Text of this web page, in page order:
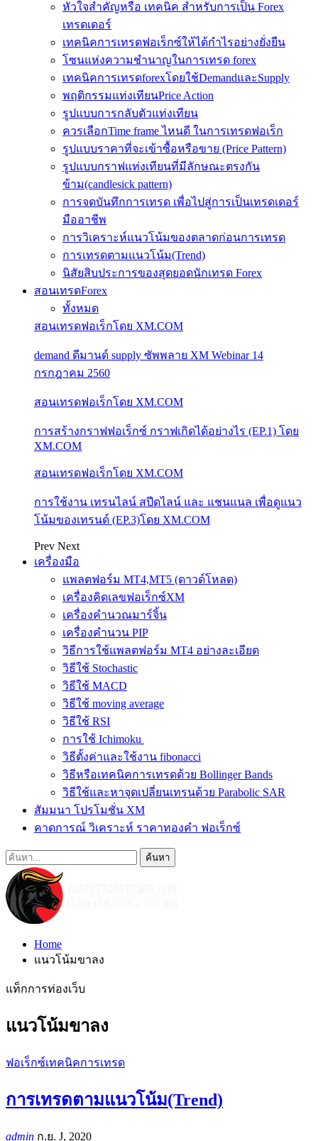
หัวใจสำคัญหรือ เทคนิค สำหรับการเป็น Forex
เทรดเดอร์
เทคนิคการเทรดฟอเร็กซ์ให้ได้กำไรอย่างยั่งยืน
โซนแห่งความชำนาญในการเทรด forex
เทคนิคการเทรดforexโดยใช้DemandและSupply
พฤติกรรมแท่งเทียนPrice Action
รูปแบบการกลับตัวแท่งเทียน
ควรเลือกTime frame ไหนดี ในการเทรดฟอเร็ก
รูปแบบราคาที่จะเข้าซื้อหรือขาย (Price Pattern)
รูปแบบกราฟแท่งเทียนที่มีลักษณะตรงกัน
ข้าม(candlesick pattern)
การจดบันทึกการเทรด เพื่อไปสู่การเป็นเทรดเดอร์
มืออาชีพ
การวิเคราะห์แนวโน้มของตลาดก่อนการเทรด
การเทรดตามแนวโน้ม(Trend)
นิสัยสิบประการของสุดยอดนักเทรด Forex
สอนเทรดForex
ทั้งหมด
สอนเทรดฟอเร็กโดย XM.COM
demand ดีมานด์ supply ซัพพลาย XM Webinar 14
กรกฎาคม 2560
สอนเทรดฟอเร็กโดย XM.COM
การสร้างกราฟฟอเร็กซ์ กราฟเกิดได้อย่างไร (EP.1) โดย
XM.COM
สอนเทรดฟอเร็กโดย XM.COM
การใช้งาน เทรนไลน์ สปีดไลน์ และ แชนแนล เพื่อดูแนว
โน้มของเทรนด์ (EP.3)โดย XM.COM
Prev Next
เครื่องมือ
แพลตฟอร์ม MT4,MT5 (ดาวด์โหลด)
เครื่องคิดเลขฟอเร็กซ์XM
เครื่องคำนวณมาร์จิ้น
เครื่องคำนวน PIP
วิธีการใช้แพลตฟอร์ม MT4 อย่างละเอียด
วิธีใช้ Stochastic
วิธีใช้ MACD
วิธีใช้ moving average
วิธีใช้ RSI
การใช้ Ichimoku
วิธีตั้งค่าและใช้งาน fibonacci
วิธีหรือเทคนิคการเทรดด้วย Bollinger Bands
วิธีใช้และหาจุดเปลี่ยนเทรนด้วย Parabolic SAR
สัมมนา โปรโมชั่น XM
คาดการณ์ วิเคราะห์ ราคาทองคำ ฟอเร็กซ์
Home
แนวโน้มขาลง
แท็กการท่องเว็บ
แนวโน้มขาลง
ฟอเร็กซ์เทคนิคการเทรด
การเทรดตามแนวโน้ม(Trend)
admin ก.ย. J, 2020